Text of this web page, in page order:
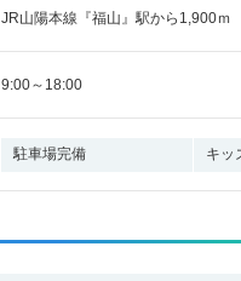
JR山陽本線『福山』駅から1,900ｍ
9:00～18:00
駐車場完備 キッ